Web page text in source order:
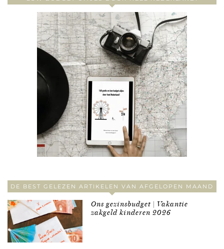
DE BEST GELEZEN ARTIKELEN VAN AFGELOPEN MAAND
Ons gezinsbudget | Vakantie
zakgeld kinderen 2026